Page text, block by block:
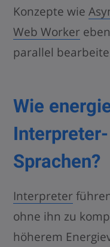
Konzepte wie
Web Worker
parallel
Wie
Sprachen?
Interpreter
ohne ihn zu
höherem